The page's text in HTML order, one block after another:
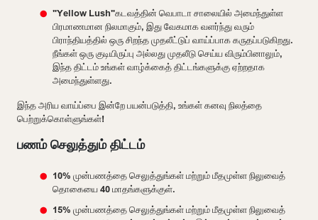
"Yellow Lush"கடவத்தின் வெபாடா சாலையில் அமைந்துள்ள
பிரமாணமான நிலமாகும், இது வேகமாக வளர்ந்து வரும்
பிராந்தியத்தில் ஒரு சிறந்த முதலீட்டுப் வாய்ப்பாக கருதப்படுகிறது.
நீங்கள் ஒரு குடியிருப்பு அல்லது முதலீடு செய்ய விரும்பினாலும்,
இந்த திட்டம் உங்கள் வாழ்க்கைத் திட்டங்களுக்கு ஏற்றதாக
அமைந்துள்ளது.
இந்த அரிய வாய்ப்பை இன்றே பயன்படுத்தி, உங்கள் கனவு நிலத்தை
பெற்றுக்கொள்ளுங்கள்!
பணம் செலுத்தும் திட்டம்
10% முன்பணத்தை செலுத்துங்கள் மற்றும் மீதமுள்ள நிலுவைத்
தொகையை 40 மாதங்களுக்குள்.
15% முன்பணத்தை செலுத்துங்கள் மற்றும் மீதமுள்ள நிலுவைத்